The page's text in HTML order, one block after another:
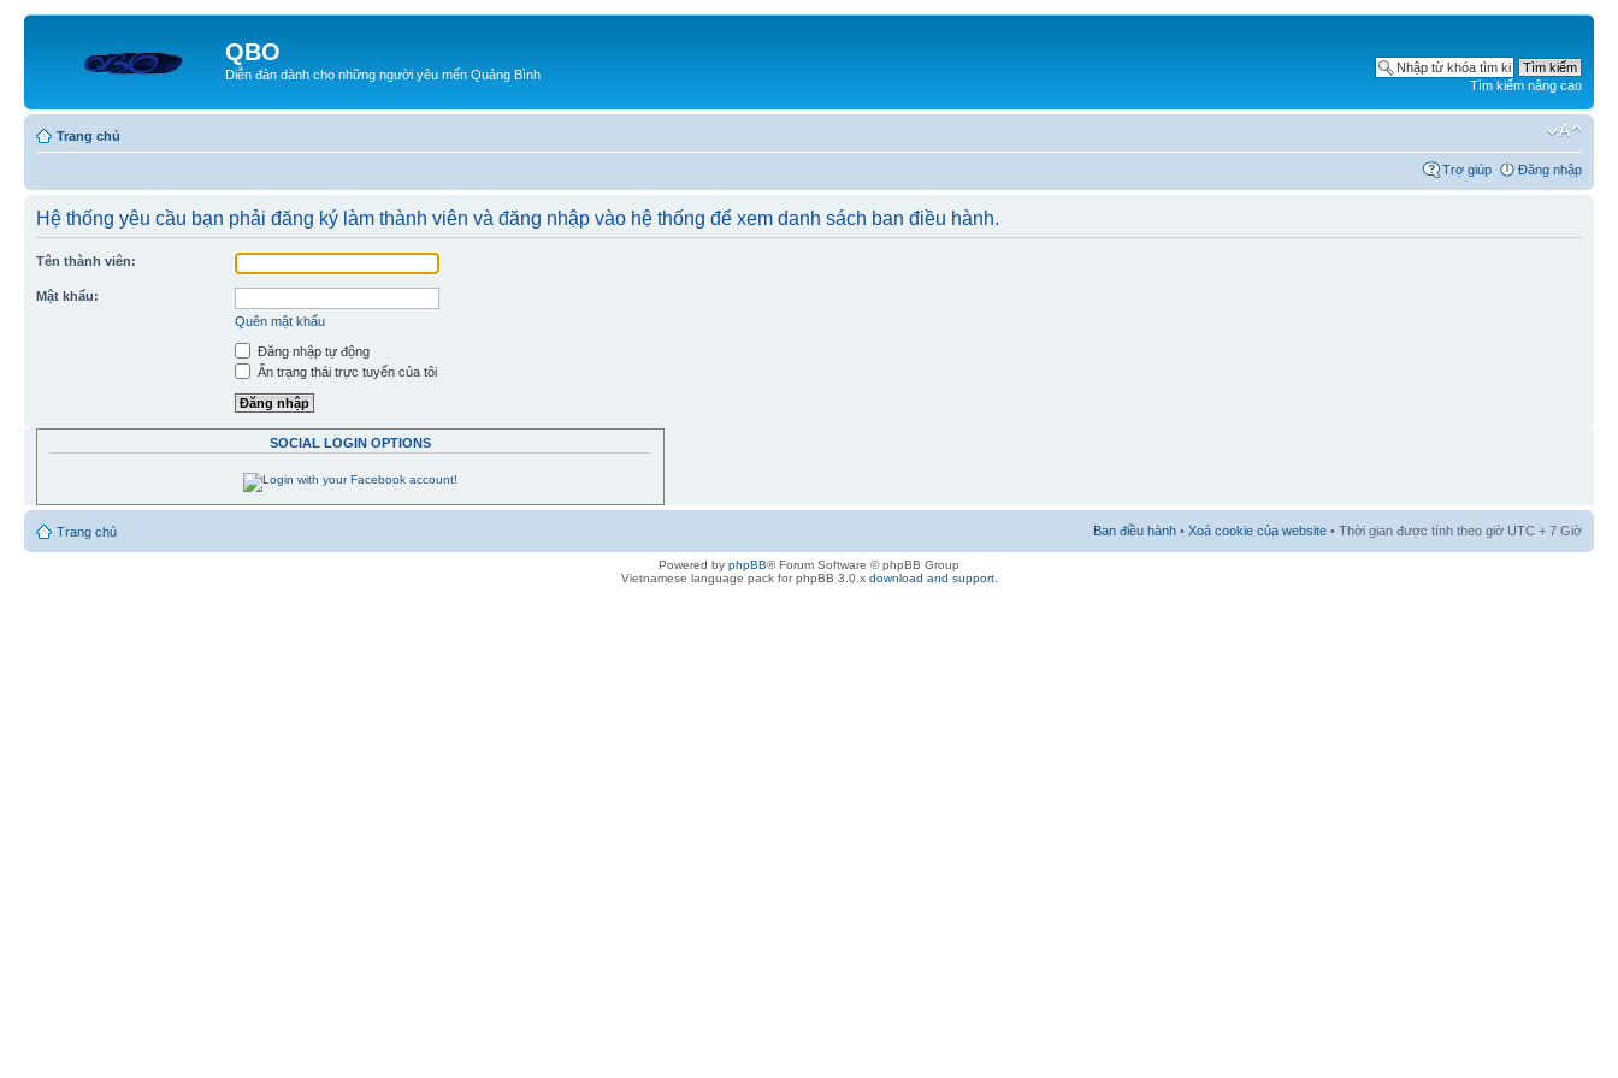
QBO
Diễn đàn dành cho những người yêu mến Quảng Bình
Tìm kiếm nâng cao
Trang chủ
Trợ giúp Đăng nhập
Hệ thống yêu cầu bạn phải đăng ký làm thành viên và đăng nhập vào hệ thống để xem danh sách ban điều hành.
Tên thành viên:
Mật khẩu:
Quên mật khẩu
Đăng nhập tự động
Ẩn trạng thái trực tuyến của tôi
SOCIAL LOGIN OPTIONS
Trang chủ Ban điều hành • Xoá cookie của website • Thời gian được tính theo giờ UTC + 7 Giờ
Powered by phpBB® Forum Software © phpBB Group
Vietnamese language pack for phpBB 3.0.x download and support.